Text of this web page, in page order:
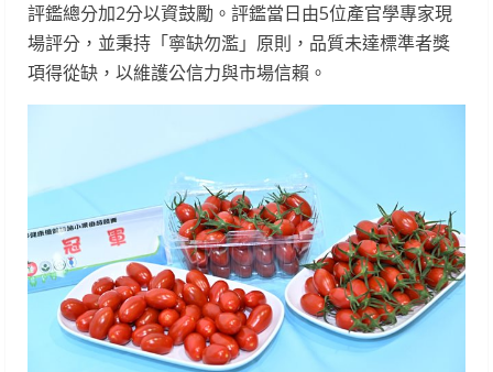
評鑑總分加2分以資鼓勵。評鑑當日由5位產官學專家現
場評分，並秉持「寧缺勿濫」原則，品質未達標準者獎
項得從缺，以維護公信力與市場信賴。